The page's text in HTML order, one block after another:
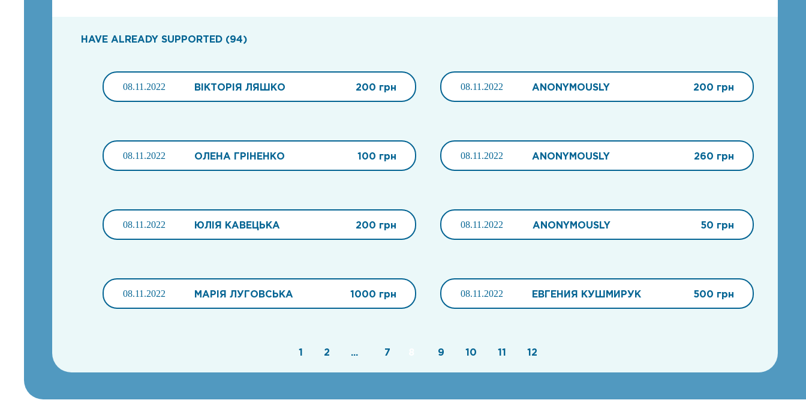
HAVE ALREADY SUPPORTED (94)
08.11.2022 ВІКТОРІЯ ЛЯШКО 200 грн 08.11.2022 ANONYMOUSLY 200 грн
08.11.2022 ОЛЕНА ГРІНЕНКО 100 грн 08.11.2022 ANONYMOUSLY 260 грн
08.11.2022 ЮЛІЯ КАВЕЦЬКА 200 грн 08.11.2022 ANONYMOUSLY 50 грн
08.11.2022 МАРІЯ ЛУГОВСЬКА 1000 грн 08.11.2022 ЕВГЕНИЯ КУШМИРУК 500 грн
1 2 ... 7 9 10 11 12